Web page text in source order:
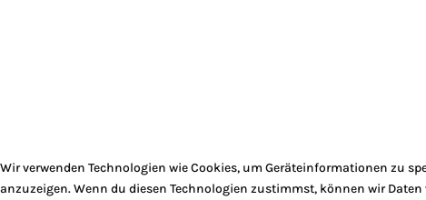
Wir verwenden Technologien wie Cookies, um Geräteinformationen zu
anzuzeigen. Wenn du diesen Technologien zustimmst, können wir